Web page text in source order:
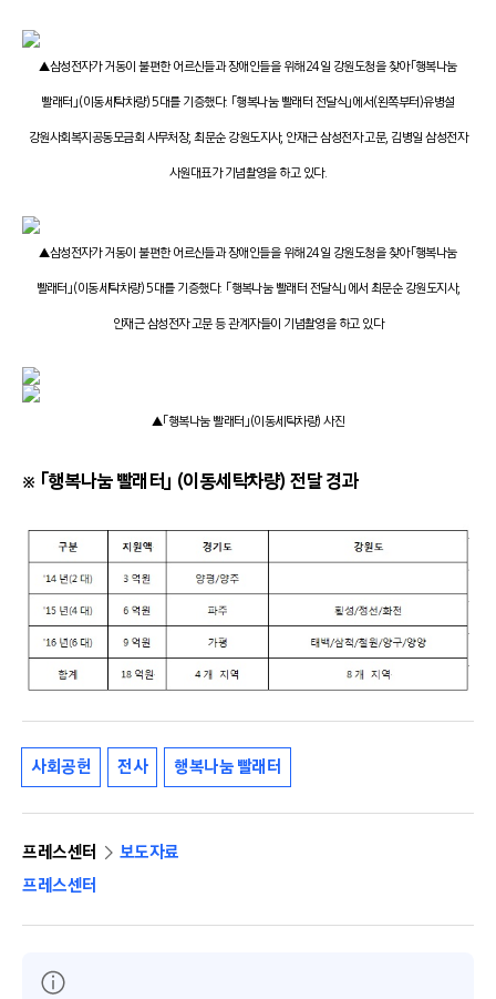
▲삼성전자가 거동이 불편한 어르신들과 장애인들을 위해 24일 강원도청을 찾아「행복나눔
빨래터」(이동세탁차량) 5대를 기증했다. 「행복나눔 빨래터 전달식」에서(왼쪽부터)유병설
강원사회복지공동모금회 사무처장, 최문순 강원도지사, 안재근 삼성전자 고문, 김병일 삼성전자
사원대표가 기념촬영을 하고 있다.
▲삼성전자가 거동이 불편한 어르신들과 장애인들을 위해 24일 강원도청을 찾아「행복나눔
빨래터」(이동세탁차량) 5대를 기증했다. 「행복나눔 빨래터 전달식」에서 최문순 강원도지사,
안재근 삼성전자 고문 등 관계자들이 기념촬영을 하고 있다
▲「행복나눔 빨래터」(이동세탁차량) 사진
※ 「행복나눔 빨래터」 (이동세탁차량) 전달 경과
사회공헌 전사 행복나눔 빨래터
프레스센터
보도자료
프레스센터